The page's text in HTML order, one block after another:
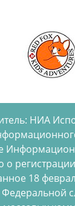
НИА
о
18